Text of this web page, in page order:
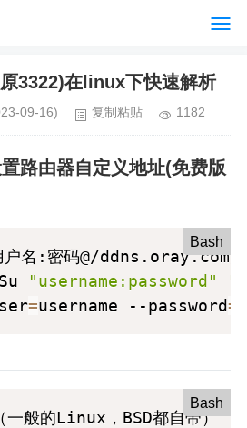
3322)在linux下快速解析
09-16) 复制粘贴 1182
路由器自定义地址(免费版
Bash
名:密码@/ddns.oray.com/
"username:password"
=username --password=
Bash
般的Linux，BSD都自带）